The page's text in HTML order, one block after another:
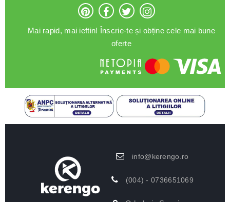
Mai rapid, mai ieftin! Înscrie-te și obține cele mai bune
oferte
info@kerengo.ro
(004) - 0736651069